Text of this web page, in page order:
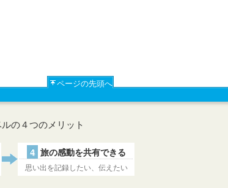
ページの先頭へ
の４つのメリット
4 旅の感動を共有できる
思い出を記録したい、伝えたい